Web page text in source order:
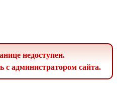
недоступен.
с администратором сайта.